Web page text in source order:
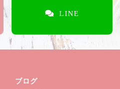
LINE
ブログ